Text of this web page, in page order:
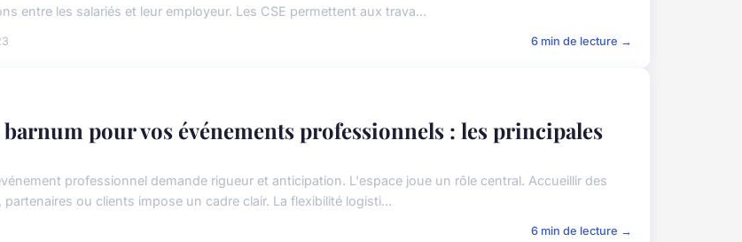
entre les salariés et leur employeur. Les CSE permettent aux trava...
6 min de lecture →
pour vos événements professionnels : les principales
professionnel demande rigueur et anticipation. L'espace joue un rôle central. Accueillir des
partenaires ou clients impose un cadre clair. La flexibilité logisti...
6 min de lecture →